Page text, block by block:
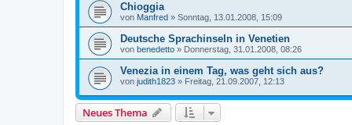
Chioggia
von Manfred » Sonntag, 13.01.2008, 15:09
Deutsche Sprachinseln in Venetien
von benedetto » Donnerstag, 31.01.2008, 08:26
Venezia in einem Tag, was geht sich aus?
von judith1823 » Freitag, 21.09.2007, 12:13
Neues Thema